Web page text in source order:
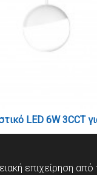
επιχείρηση